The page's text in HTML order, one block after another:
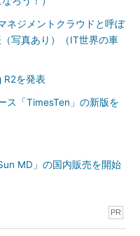
ネジメントクラウドと呼ぼ
写真あり）（IT世界の車
R2を発表
ス「TimesTen」の新版を
MD」の国内販売を開始
PR